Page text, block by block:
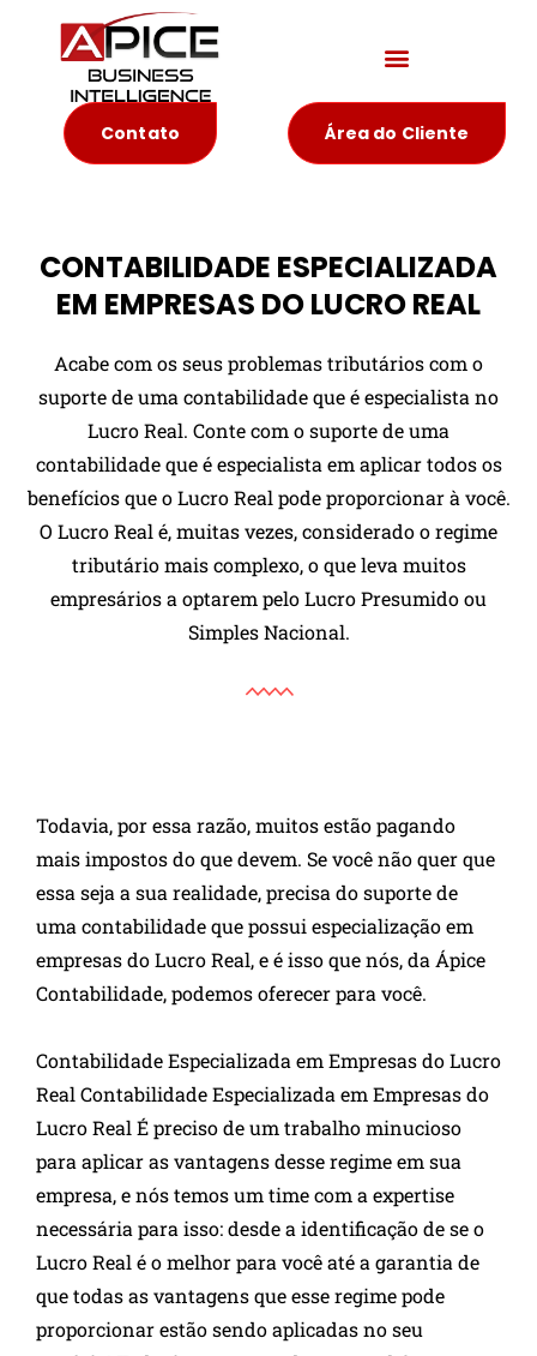
Contato Área do Cliente
CONTABILIDADE ESPECIALIZADA
EM EMPRESAS DO LUCRO REAL
Acabe com os seus problemas tributários com o
suporte de uma contabilidade que é especialista no
Lucro Real. Conte com o suporte de uma
contabilidade que é especialista em aplicar todos os
benefícios que o Lucro Real pode proporcionar à você.
O Lucro Real é, muitas vezes, considerado o regime
tributário mais complexo, o que leva muitos
empresários a optarem pelo Lucro Presumido ou
Simples Nacional.
Todavia, por essa razão, muitos estão pagando
mais impostos do que devem. Se você não quer que
essa seja a sua realidade, precisa do suporte de
uma contabilidade que possui especialização em
empresas do Lucro Real, e é isso que nós, da Ápice
Contabilidade, podemos oferecer para você.
Contabilidade Especializada em Empresas do Lucro
Real Contabilidade Especializada em Empresas do
Lucro Real É preciso de um trabalho minucioso
para aplicar as vantagens desse regime em sua
empresa, e nós temos um time com a expertise
necessária para isso: desde a identificação de se o
Lucro Real é o melhor para você até a garantia de
que todas as vantagens que esse regime pode
proporcionar estão sendo aplicadas no seu